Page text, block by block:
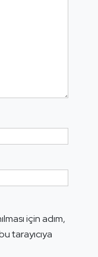
için adım,
tarayıcıya